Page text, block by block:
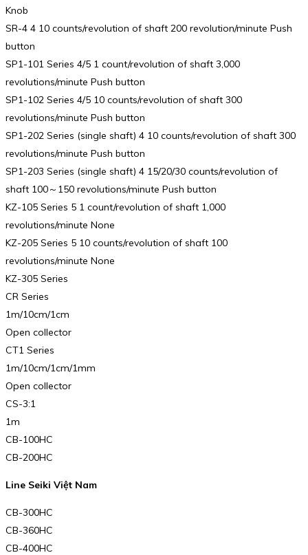
Knob
SR-4 4 10 counts/revolution of shaft 200 revolution/minute Push
button
SP1-101 Series 4/5 1 count/revolution of shaft 3,000
revolutions/minute Push button
SP1-102 Series 4/5 10 counts/revolution of shaft 300
revolutions/minute Push button
SP1-202 Series (single shaft) 4 10 counts/revolution of shaft 300
revolutions/minute Push button
SP1-203 Series (single shaft) 4 15/20/30 counts/revolution of
shaft 100～150 revolutions/minute Push button
KZ-105 Series 5 1 count/revolution of shaft 1,000
revolutions/minute None
KZ-205 Series 5 10 counts/revolution of shaft 100
revolutions/minute None
KZ-305 Series
CR Series
1m/10cm/1cm
Open collector
CT1 Series
1m/10cm/1cm/1mm
Open collector
CS-3:1
1m
CB-100HC
CB-200HC
Line Seiki Việt Nam
CB-300HC
CB-360HC
CB-400HC